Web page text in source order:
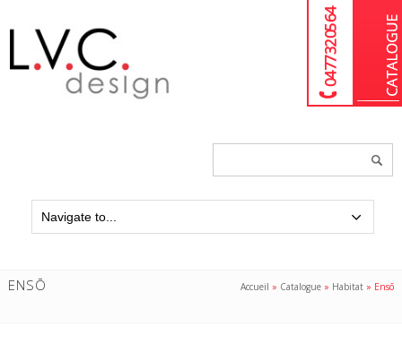
04 77 32 05 64
ENSŌ Accueil » Catalogue » Habitat » Ensō